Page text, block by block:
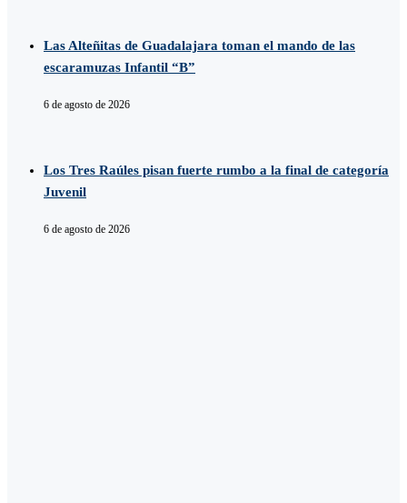
Las Alteñitas de Guadalajara toman el mando de las
escaramuzas Infantil “B”
6 de agosto de 2026
Los Tres Raúles pisan fuerte rumbo a la final de categoría
Juvenil
6 de agosto de 2026